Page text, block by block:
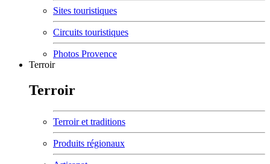
Sites touristiques
Circuits touristiques
Photos Provence
Terroir
Terroir
Terroir et traditions
Produits régionaux